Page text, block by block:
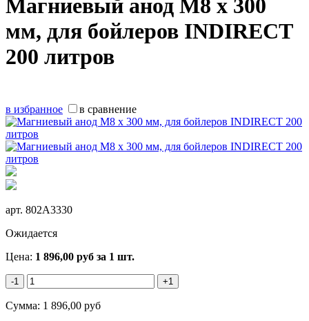
Магниевый анод M8 х 300
мм, для бойлеров INDIRECT
200 литров
в избранное в сравнение
арт. 802A3330
Ожидается
Цена: 1 896,00 руб за 1 шт.
-1 +1
Сумма: 1 896,00 руб